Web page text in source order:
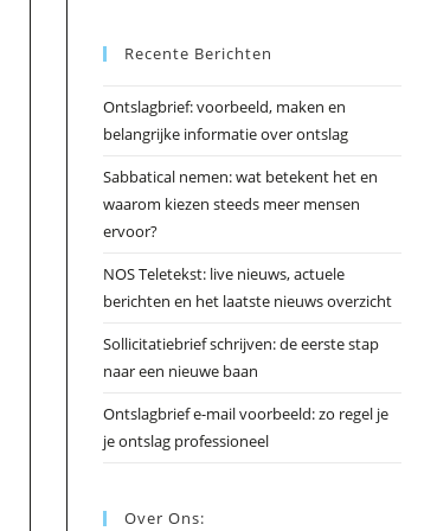
Recente Berichten
Ontslagbrief: voorbeeld, maken en
belangrijke informatie over ontslag
Sabbatical nemen: wat betekent het en
waarom kiezen steeds meer mensen
ervoor?
NOS Teletekst: live nieuws, actuele
berichten en het laatste nieuws overzicht
Sollicitatiebrief schrijven: de eerste stap
naar een nieuwe baan
Ontslagbrief e-mail voorbeeld: zo regel je
je ontslag professioneel
Over Ons: